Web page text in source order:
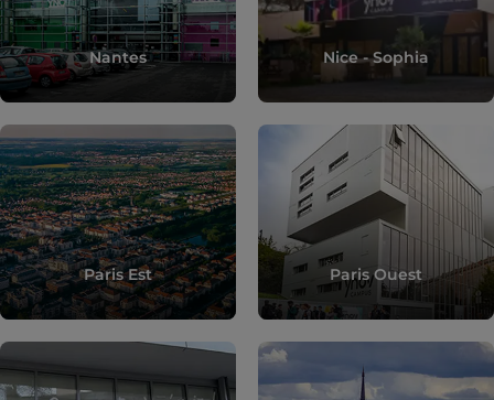
Nantes Nice - Sophia
Paris Est Paris Ouest